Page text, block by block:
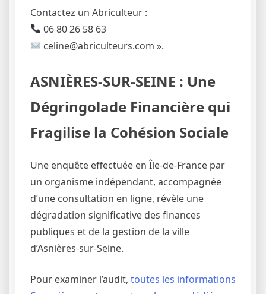
Contactez un Abriculteur :
06 80 26 58 63
celine@abriculteurs.com ».
ASNIÈRES-SUR-SEINE : Une
Dégringolade Financière qui
Fragilise la Cohésion Sociale
Une enquête effectuée en Île-de-France par
un organisme indépendant, accompagnée
d’une consultation en ligne, révèle une
dégradation significative des finances
publiques et de la gestion de la ville
d’Asnières-sur-Seine.
Pour examiner l’audit, toutes les informations